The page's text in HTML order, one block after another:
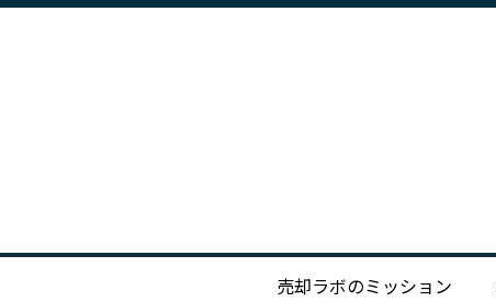
売却ラボのミッション